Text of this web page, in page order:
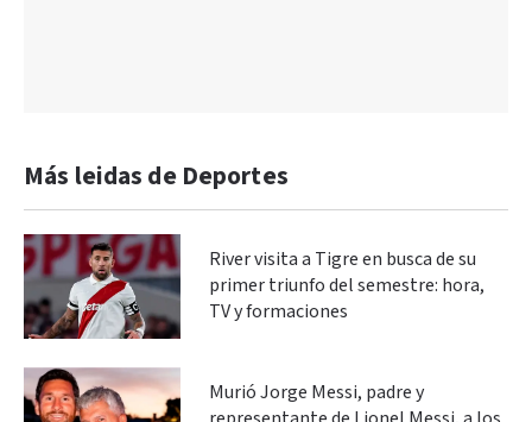
Más leidas de Deportes
River visita a Tigre en busca de su
primer triunfo del semestre: hora,
TV y formaciones
Murió Jorge Messi, padre y